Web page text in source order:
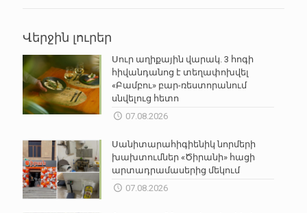
Վերջին լուրեր
Սուր աղիքային վարակ. 3 հոգի
հիվանդանոց է տեղափոխվել
«Բամբու» բար-ռեստորանում
սնվելուց հետո
07.08.2026
Սանիտարահիգիենիկ նորմերի
խախտումներ «Ծիրանի» հացի
արտադրամասերից մեկում
07.08.2026